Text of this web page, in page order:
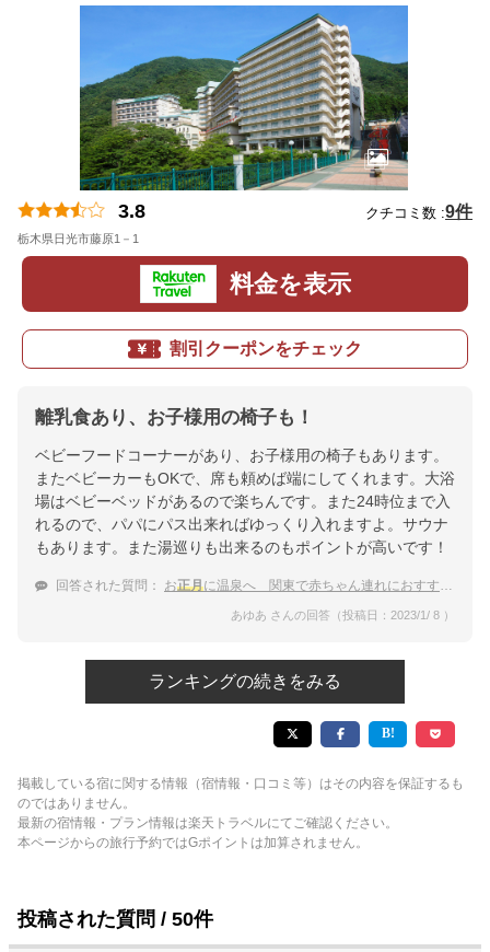
3.8 クチコミ数 :9件
栃木県日光市藤原1－1
料金を表示
割引クーポンをチェック
離乳食あり、お子様用の椅子も！
ベビーフードコーナーがあり、お子様用の椅子もあります。
またベビーカーもOKで、席も頼めば端にしてくれます。大浴
場はベビーベッドがあるので楽ちんです。また24時位まで入
れるので、パパにパス出来ればゆっくり入れますよ。サウナ
もあります。また湯巡りも出来るのもポイントが高いです！
回答された質問： お正月に温泉へ 関東で赤ちゃん連れにおすすめな宿を教えて！
あゆあ さんの回答（投稿日：2023/1/ 8 ）
ランキングの続きをみる
掲載している宿に関する情報（宿情報・口コミ等）はその内容を保証するも
のではありません。
最新の宿情報・プラン情報は楽天トラベルにてご確認ください。
本ページからの旅行予約ではGポイントは加算されません。
投稿された質問 / 50件